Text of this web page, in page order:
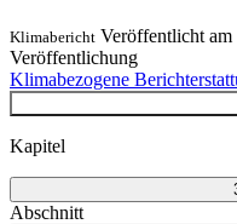
Klimabericht Veröffentlicht am
Veröffentlichung
Klimabezogene
Kapitel
Abschnitt